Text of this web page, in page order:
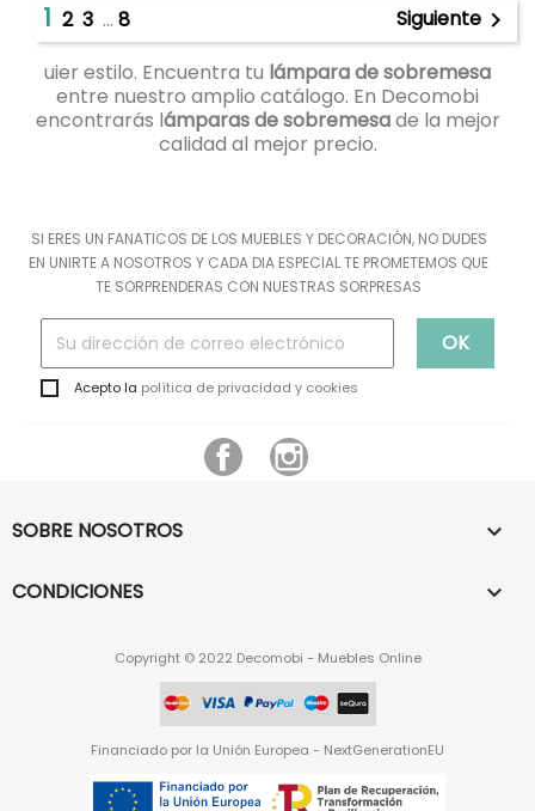
1 2 3 … 8 Siguiente 
uier estilo. Encuentra tu lámpara de sobremesa
entre nuestro amplio catálogo. En Decomobi
encontrarás lámparas de sobremesade la mejor
calidad al mejor precio.
SI ERES UN FANATICOS DE LOS MUEBLES Y DECORACIÓN, NO DUDES
EN UNIRTE A NOSOTROS Y CADA DIA ESPECIAL TE PROMETEMOS QUE
TE SORPRENDERAS CON NUESTRAS SORPRESAS
Acepto la política de privacidad y cookies
Facebook
SOBRE NOSOTROS 
CONDICIONES 
Copyright © 2022 Decomobi - Muebles Online
Financiado por la Unión Europea - NextGenerationEU